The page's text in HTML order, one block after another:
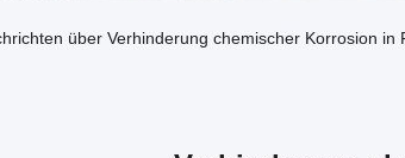
über Verhinderung chemischer Korrosion